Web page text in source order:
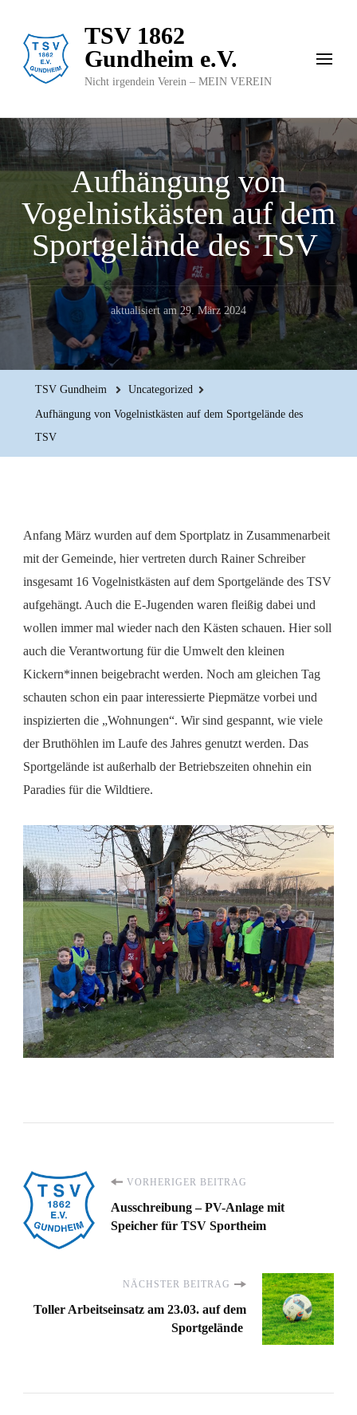
TSV 1862
Gundheim e.V.
Nicht irgendein Verein – MEIN VEREIN
Aufhängung von
Vogelnistkästen auf dem
Sportgelände des TSV
aktualisiert am29. März 2024
TSV Gundheim Uncategorized
Aufhängung von Vogelnistkästen auf dem Sportgelände des
TSV
Anfang März wurden auf dem Sportplatz in Zusammenarbeit
mit der Gemeinde, hier vertreten durch Rainer Schreiber
insgesamt 16 Vogelnistkästen auf dem Sportgelände des TSV
aufgehängt. Auch die E-Jugenden waren fleißig dabei und
wollen immer mal wieder nach den Kästen schauen. Hier soll
auch die Verantwortung für die Umwelt den kleinen
Kickern*innen beigebracht werden. Noch am gleichen Tag
schauten schon ein paar interessierte Piepmätze vorbei und
inspizierten die „Wohnungen“. Wir sind gespannt, wie viele
der Bruthöhlen im Laufe des Jahres genutzt werden. Das
Sportgelände ist außerhalb der Betriebszeiten ohnehin ein
Paradies für die Wildtiere.
Beitragsnavigation
VORHERIGER BEITRAG
Ausschreibung – PV-Anlage mit
Speicher für TSV Sportheim
NÄCHSTER BEITRAG
Toller Arbeitseinsatz am 23.03. auf dem
Sportgelände